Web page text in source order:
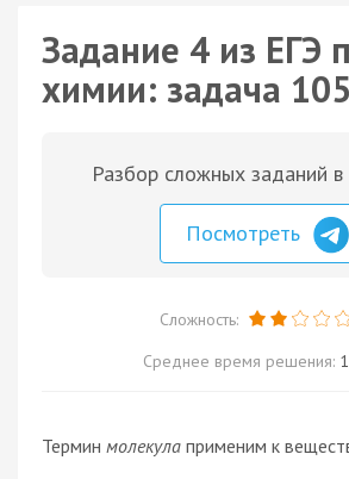
Задание 4 из ЕГЭ
химии: задача 105
Разбор сложных заданий в
Посмотреть
Сложность:
Среднее время решения:
Термин молекула применим к